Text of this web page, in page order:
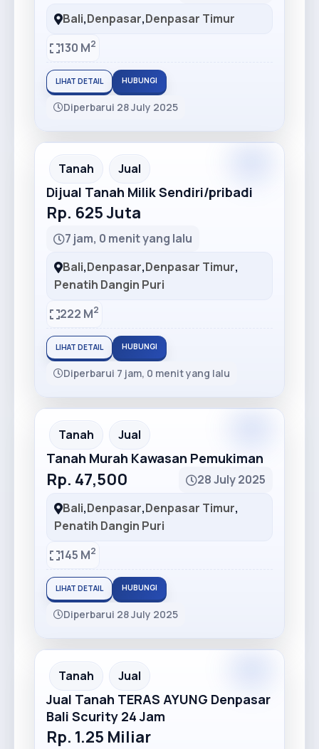
Bali,Denpasar,Denpasar Timur
130 M2
LIHAT DETAIL HUBUNGI
Diperbarui 28 July 2025
Tanah Jual
Dijual Tanah Milik Sendiri/pribadi
Rp. 625 Juta
7 jam, 0 menit yang lalu
Bali,Denpasar,Denpasar Timur,
Penatih Dangin Puri
222 M2
LIHAT DETAIL HUBUNGI
Diperbarui 7 jam, 0 menit yang lalu
Tanah Jual
Tanah Murah Kawasan Pemukiman
Rp. 47,500
28 July 2025
Bali,Denpasar,Denpasar Timur,
Penatih Dangin Puri
145 M2
LIHAT DETAIL HUBUNGI
Diperbarui 28 July 2025
Tanah Jual
Jual Tanah TERAS AYUNG Denpasar
Bali Scurity 24 Jam
Rp. 1.25 Miliar